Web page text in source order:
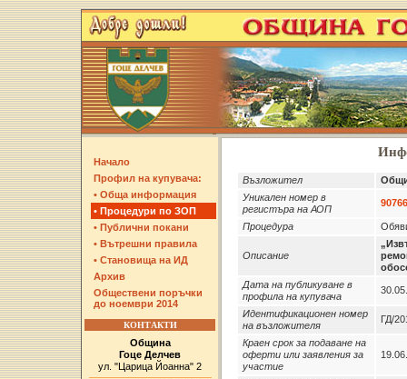
Начало
Профил на купувача:
• Обща информация
• Процедури по ЗОП
• Публични покани
• Вътрешни правила
• Становища на ИД
Архив
Обществени поръчки
до ноември 2014
КОНТАКТИ
Община
Гоце Делчев
ул. "Царица Йоанна" 2
Възложител
Уникален номер в
регистъра на АОП
Процедура
Описание
Дата на публикуване в
профила на купувача
Идентификационен номер
на възложителя
ГД/
Краен срок за подаване на
оферти или заявления за
участие